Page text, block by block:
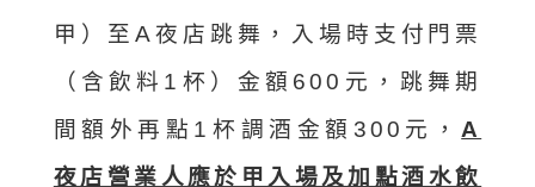
甲）至A夜店跳舞，入場時支付門票
（含飲料1杯）金額600元，跳舞期
間額外再點1杯調酒金額300元， A
夜店營業人應於甲入場及加點酒水飲